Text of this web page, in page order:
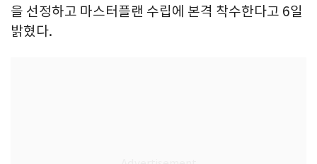
을 선정하고 마스터플랜 수립에 본격 착수한다고 6일
밝혔다.